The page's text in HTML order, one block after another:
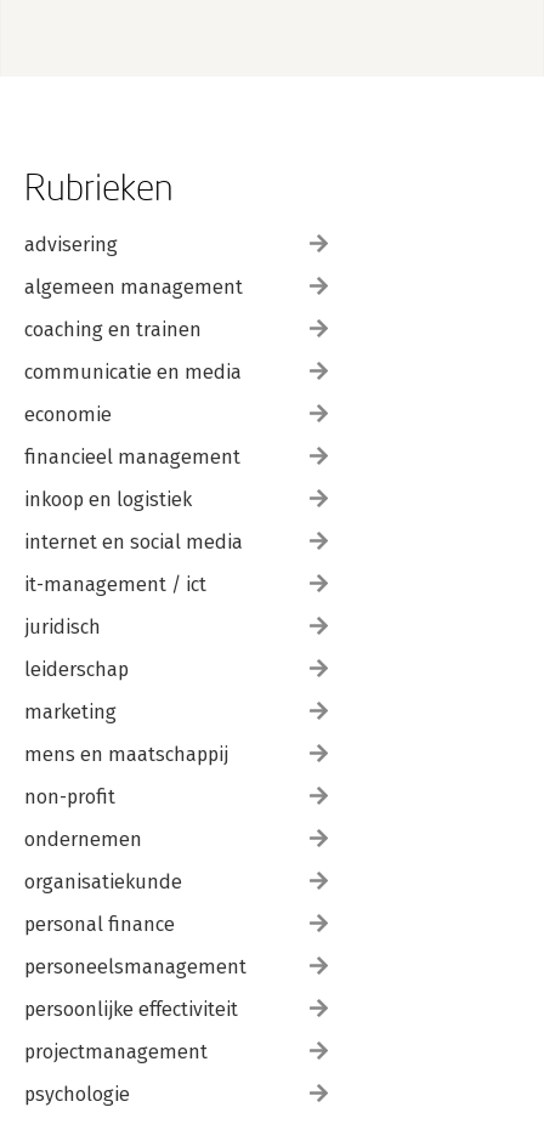
Rubrieken
advisering
algemeen management
coaching en trainen
communicatie en media
economie
financieel management
inkoop en logistiek
internet en social media
it-management / ict
juridisch
leiderschap
marketing
mens en maatschappij
non-profit
ondernemen
organisatiekunde
personal finance
personeelsmanagement
persoonlijke effectiviteit
projectmanagement
psychologie